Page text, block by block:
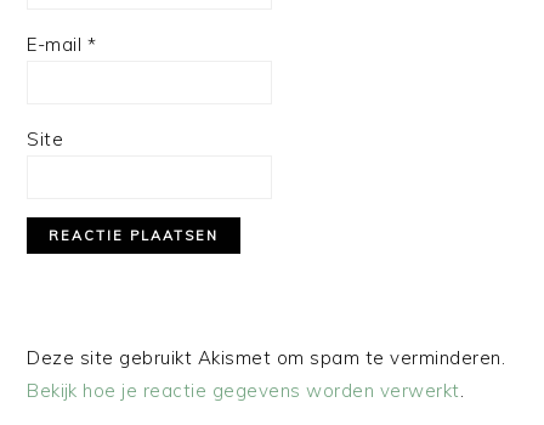
E-mail *
Site
Deze site gebruikt Akismet om spam te verminderen.
Bekijk hoe je reactie gegevens worden verwerkt